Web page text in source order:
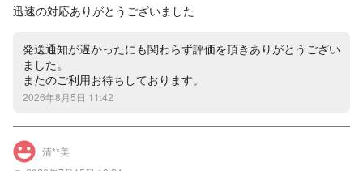
迅速の対応ありがとうございました
発送通知が遅かったにも関わらず評価を頂きありがとうござい
ました。
またのご利用お待ちしております。
2026年8月5日 11:42
清**美